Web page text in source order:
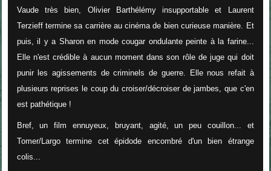
Vaude très bien, Olivier Barthélémy insupportable et Laurent
Terzieff termine sa carrière au cinéma de bien curieuse manière. Et
puis, il y a Sharon en mode cougar ondulante peinte à la farine...
Elle n'est crédible à aucun moment dans son rôle de juge qui doit
punir les agissements de criminels de guerre. Elle nous refait à
plusieurs reprises le coup du croiser/décroiser de jambes, que c'en
est pathétique !
Bref, un film ennuyeux, bruyant, agité, un peu couillon... et
Tomer/Largo termine cet épidode encombré d'un bien étrange
colis...